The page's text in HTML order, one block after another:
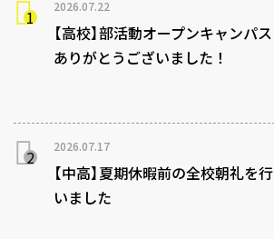
2026.07.22
【高校】部活動オープンキャンパス
ありがとうございました！
2026.07.17
【中高】夏期休暇前の全校朝礼を行
いました